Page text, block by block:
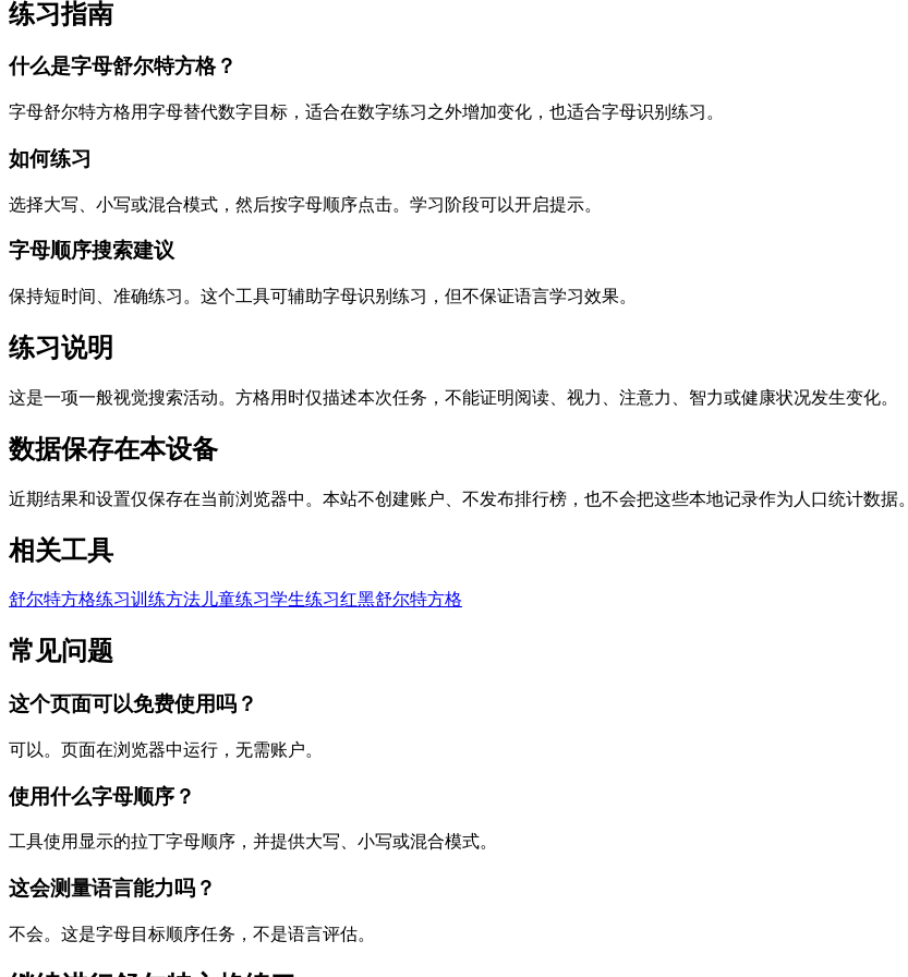
练习指南
什么是字母舒尔特方格？
字母舒尔特方格用字母替代数字目标，适合在数字练习之外增加变化，也适合字母识别练习。
如何练习
选择大写、小写或混合模式，然后按字母顺序点击。学习阶段可以开启提示。
字母顺序搜索建议
保持短时间、准确练习。这个工具可辅助字母识别练习，但不保证语言学习效果。
练习说明
这是一项一般视觉搜索活动。方格用时仅描述本次任务，不能证明阅读、视力、注意力、智力或健康状况发生变化。
数据保存在本设备
近期结果和设置仅保存在当前浏览器中。本站不创建账户、不发布排行榜，也不会把这些本地记录作为人口统计数据。
相关工具
舒尔特方格练习训练方法儿童练习学生练习红黑舒尔特方格
常见问题
这个页面可以免费使用吗？
可以。页面在浏览器中运行，无需账户。
使用什么字母顺序？
工具使用显示的拉丁字母顺序，并提供大写、小写或混合模式。
这会测量语言能力吗？
不会。这是字母目标顺序任务，不是语言评估。